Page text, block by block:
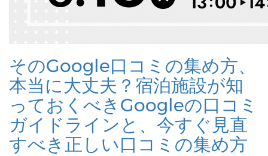
そのGoogle口コミの集め方、
本当に大丈夫？宿泊施設が知
っておくべきGoogleの口コミ
ガイドラインと、今すぐ見直
すべき正しい口コミの集め方